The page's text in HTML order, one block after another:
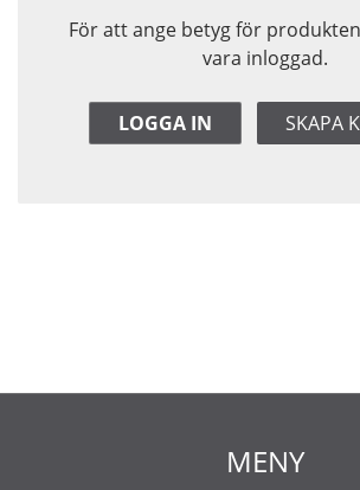
För att ange betyg för
vara inloggad.
LOGGA IN SKAPA
MENY